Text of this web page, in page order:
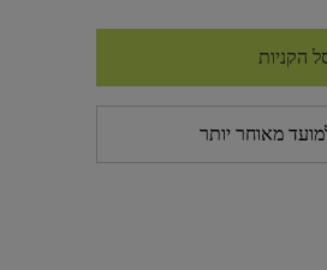
הקניות
מאוחר יותר